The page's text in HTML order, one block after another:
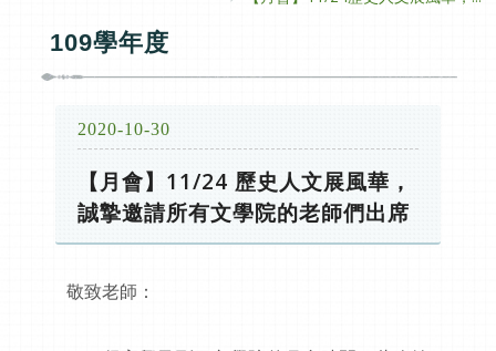
109學年度
2020-10-30
【月會】11/24 歷史人文展風華，
誠摯邀請所有文學院的老師們出席
敬致老師：